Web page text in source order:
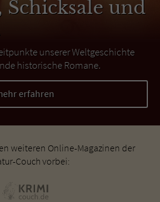
Schicksale und
unserer Weltgeschichte
historische Romane.
erfahren
weiteren Online-Magazinen der
Couch vorbei: